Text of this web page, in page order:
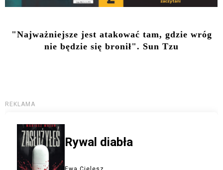
"Najważniejsze jest atakować tam, gdzie wróg
nie będzie się bronił". Sun Tzu